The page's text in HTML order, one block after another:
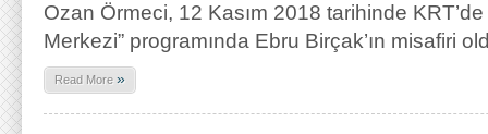
Ozan Örmeci, 12 Kasım 2018 tarihinde
Merkezi” programında Ebru Birçak’ın misafiri
Read More »